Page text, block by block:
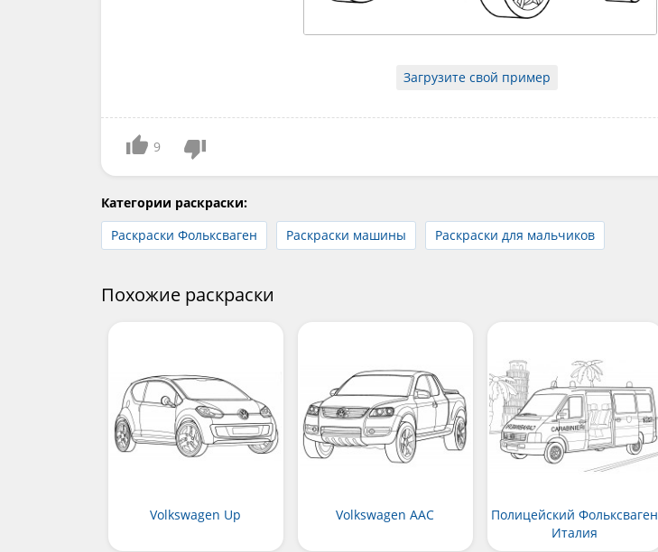
Загрузите свой пример
9
Категории раскраски:
Раскраски Фольксваген
Раскраски машины Раскраски для мальчиков
Похожие раскраски
Volkswagen Up Volkswagen AAC
Полицейский Фольксваген
Италия